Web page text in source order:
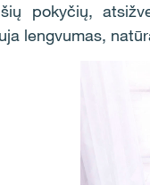
pokyčių,
lengvumas,